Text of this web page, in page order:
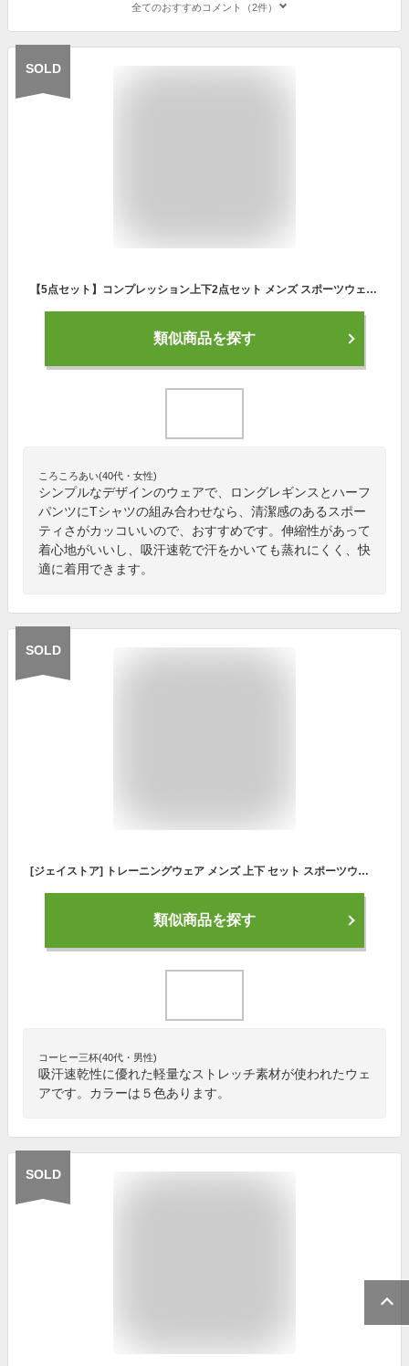
全てのおすすめコメント（2件）
SOLD
【5点セット】コンプレッション上下2点セット メンズ スポーツウェア メンズ上下セット 長袖 ハーフパンツ メンズ上下セット ジャージ ジャージ上下 トレーニングウェア ヨガウェア 大きいサイズ 春夏秋冬M L XL 2XL 3XL 4XL
類似商品を探す
ころころあい(40代・女性)
シンプルなデザインのウェアで、ロングレギンスとハーフ
パンツにTシャツの組み合わせなら、清潔感のあるスポー
ティさがカッコいいので、おすすめです。伸縮性があって
着心地がいいし、吸汗速乾で汗をかいても蒸れにくく、快
適に着用できます。
SOLD
[ジェイストア] トレーニングウェア メンズ 上下 セット スポーツウェア 半袖シャツ ハーフパンツ 吸汗速乾 ジム ショートパンツ シャツ セットアップ ヨガ パンツ 上下セット トップス トレーニングウエア 大きい サイズ tシャツ ジムウェア ズボン ウェア 半袖 短パン 速乾 おおきい ランニング ヨガウェア ランニングウェア ホットヨガ トレーニング グリーン 2S-J26-GRXL
類似商品を探す
コーヒー三杯(40代・男性)
吸汗速乾性に優れた軽量なストレッチ素材が使われたウェ
アです。カラーは５色あります。
SOLD